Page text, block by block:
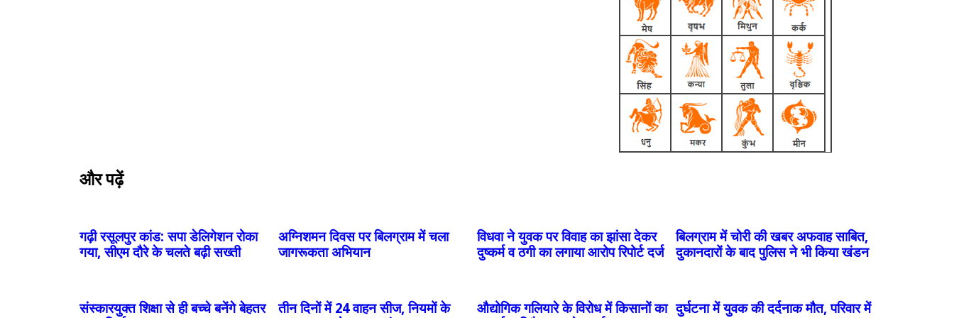
और पढ़ें
गढ़ी रसूलपुर कांड: सपा डेलिगेशन रोका
गया, सीएम दौरे के चलते बढ़ी सख्ती
अग्निशमन दिवस पर बिलग्राम में चला
जागरूकता अभियान
विधवा ने युवक पर विवाह का झांसा देकर
दुष्कर्म व ठगी का लगाया आरोप रिपोर्ट दर्ज
बिलग्राम में चोरी की खबर अफवाह साबित,
दुकानदारों के बाद पुलिस ने भी किया खंडन
संस्कारयुक्त शिक्षा से ही बच्चे बनेंगे बेहतर
तीन दिनों में 24 वाहन सीज, नियमों के
औद्योगिक गलियारे के विरोध में किसानों का दुर्घटना में युवक की दर्दनाक मौत, परिवार में